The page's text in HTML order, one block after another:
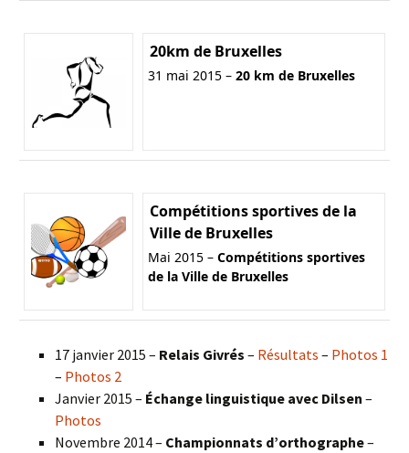
20km de Bruxelles
31 mai 2015 – 20 km de Bruxelles
Compétitions sportives de la
Ville de Bruxelles
Mai 2015 – Compétitions sportives
de la Ville de Bruxelles
17 janvier 2015 – Relais Givrés – Résultats – Photos 1
– Photos 2
Janvier 2015 – Échange linguistique avec Dilsen –
Photos
Novembre 2014 – Championnats d’orthographe–